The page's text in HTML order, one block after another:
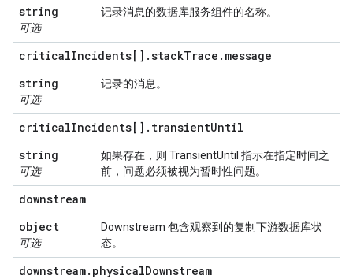
string
可选
记录消息的数据库服务组件的名称。
criticalIncidents[] .stackTrace . message
string
可选
记录的消息。
criticalIncidents[] . transientUntil
string
可选
如果存在，则 TransientUntil 指示在指定时间之
前，问题必须被视为暂时性问题。
downstream
object
可选
Downstream 包含观察到的复制下游数据库状
态。
downstream. physicalDownstream